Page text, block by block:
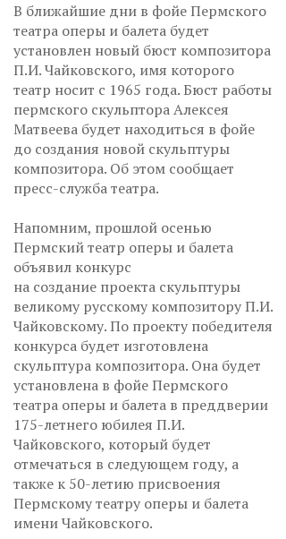
В ближайшие дни в фойе Пермского
театра оперы и балета будет
установлен новый бюст композитора
П.И. Чайковского, имя которого
театр носит с 1965 года. Бюст работы
пермского скульптора Алексея
Матвеева будет находиться в фойе
до создания новой скульптуры
композитора. Об этом сообщает
пресс-служба театра.
Напомним, прошлой осенью
Пермский театр оперы и балета
объявил конкурс
на создание проекта скульптуры
великому русскому композитору П.И.
Чайковскому. По проекту победителя
конкурса будет изготовлена
скульптура композитора. Она будет
установлена в фойе Пермского
театра оперы и балета в преддверии
175-летнего юбилея П.И.
Чайковского, который будет
отмечаться в следующем году, а
также к 50-летию присвоения
Пермскому театру оперы и балета
имени Чайковского.